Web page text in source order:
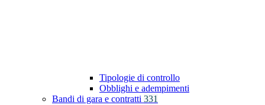
Tipologie di controllo
Obblighi e adempimenti
Bandi di gara e contratti 331